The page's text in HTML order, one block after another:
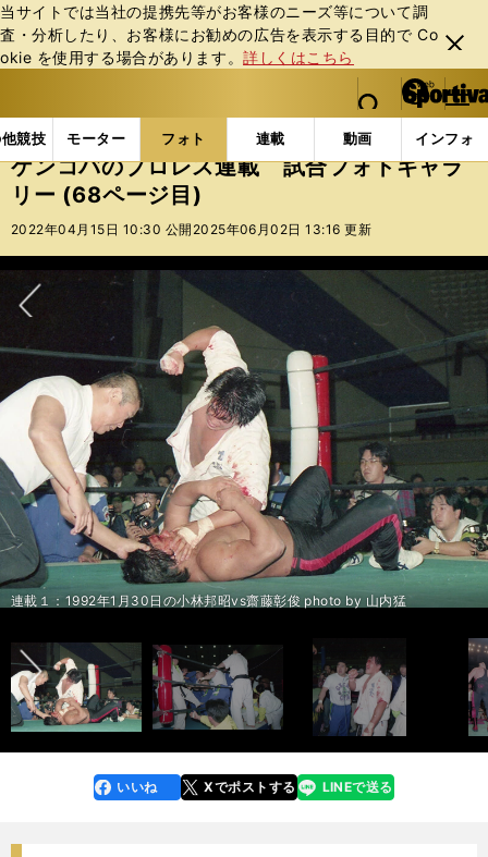
当サイトでは当社の提携先等がお客様のニーズ等について調
査・分析したり、お客様にお勧めの広告を表⽰する⽬的で Co
okie を使⽤する場合があります。詳しくはこちら
閉じ
る
web Sportiva (webスポルティーバ)
検索
マイペ
ー
ジ
メニュ
競技 モーター フォト 連載 動画 インフォ
b
ス
ポ
ル
バ
フォトギャラリー コラムフォト ケンコバのプロレ
ケンコバのプロレス連載 試合フォトギャラ
リー (68ページ目)
2022年04月15日 10:30 公開 2025年06月02日 13:16 更新
次へ
前編：超豪華メンバーの「第１回Ｇ１クライマックス」 長州力の全敗と
闘魂三銃士の飛躍は「驚きの展開」＞＞
中編：第１回Ｇ１での勘違い 蝶野正洋と武藤敬司の決勝のせいで「忘れ
られている場面がある」＞＞
後編：武藤敬司が突然トイレで「イ～ヤァオ！」と絶叫 「いかなる時で
もプロレスラーなんやな」＞＞
前編：越中詩郎の「禁断の試合」 ザ・コブラのための大会で目撃したある
異変＞＞
後編：名レスラー馳浩の「一番ダメな試合」を救った越中詩郎の「震え」
＞＞
前編：越中詩郎45周年記念大会での場外乱闘の真相 直前に全日本の社長
からの謎のひと言＞＞
後編：セレモニー前に起きた事件 天龍源一郎や藤波辰爾らとの会話で大
困惑＞＞
前編：ロード・ウォリアーズ再結成の豪華６人タッグ パワー・ウォリア
ーの空気の読まなさに「これぞ健介！」＞＞
中編：大迫力の６人タッグに感じた「やさしさ」の正体 スコット・ノー
トンとホーク・ウォリアーとの絆＞＞
後編：「ネズミを食う」「ガソリンを飲む」と信じていたロード・ウォリ
アーズが見せた「まさか」のギャップ＞＞
前編：『やめろぉぉ！』天龍源一郎の「53歳」に柴田勝頼が白目 リング
サイドのケンコバは叫んだ＞＞
中編：天龍源一郎がケンコバに「あん時の男か」 柴田勝頼に勝利した試
合中のサムズアップ＞＞
後編：天龍源一郎、柴田勝頼との激闘後に謎のひと言 ケンコバが真相を
本人に探るも「聞き取れなかった」＞＞
前編：「ハンセンがハンセンじゃなかった試合」全日本のリングで見せた
珍しいファイト＞＞
中編：「ハンセンも人の子やったんや」と驚き「ブレーキの壊れたダンプ
カー」の義理人情＞＞
後編：ハンセンとの秘話「日本プロレス界最大の事件」の後に届いた手紙
＞＞
前編：グレート・ムタの「黒歴史」 無理やり化身対決にされた越中詩郎は
「犠牲者です！」＞＞
中編：ムタの日本デビュー戦の失敗に、馳浩は「俺が盛り上げてやる」 大
流血の死闘を締めた「担架へのムーンサルト」＞＞
後編：馳浩が仕掛けたグレート・ムタ戦での布石に、ケンコバは「なんて
すごい流れなんや！」 引退したムタの功績も振り返った＞＞
連載８：1987年12月２日の天龍源一郎＆阿修羅・原vsアブドーラ・ザ・ブ
ッチャー＆T.N.T. photo by 山内猛
連載８：1987年12月２日の天龍源一郎＆阿修羅・原vsアブドーラ・ザ・ブ
ッチャー＆T.N.T. photo by 山内猛
連載８：1987年12月２日の天龍源一郎＆阿修羅・原vsアブドーラ・ザ・ブ
ッチャー＆T.N.T. photo by 山内猛
連載８：1987年12月２日の天龍源一郎＆阿修羅・原vsアブドーラ・ザ・ブ
ッチャー＆T.N.T. photo by 山内猛
連載８：1987年12月２日の天龍源一郎＆阿修羅・原vsアブドーラ・ザ・ブ
ッチャー＆T.N.T. photo by 山内猛
前編：ブロディ、ハンセンら史上最高の「世界最強タッグ」大阪大会。だ
が、天龍源一郎が出るメインカードに「がっかり」した＞＞
後編：「龍原砲」がブッチャーの頭を蹴りまくり、T.N.T.も頑張った。
1987年の全日本「ベストバウト」＞＞
連載７：前田日明（右）が旗揚げしたリングスには、佐竹雅昭（左）などの
ちにK-1で活躍する選手も多く参戦した photo by 東京スポーツ/アフロ
前編：前田日明がキレた理由が「ホンマにわからない」。リングスでのデ
ィック・フライ踏みつけ事件＞＞
後編：ケンコバが切望する格闘技界の「歴史が覆りそう」な前田日明の音
声解析と、格闘技界におけるリングスの再評価＞＞
連載６：身体能力も華もあったザ・コブラ（右）。それでもブレイクできな
かった理由は・・・ photo by 東京スポーツ/アフロ
前編：ザ・コブラの異様すぎる凱旋マッチに「今、俺は何を見ているん
だ？」＞＞
後編：ザ・コブラvsザ・バンピートの放送がいきなりストップ。プロレス
史に残る迷勝負は「時空を歪ませた」＞＞
連載５：1986年３月13日の長州力vs２代目タイガーマスク photo by 山内
猛
前編：２代目タイガーが馬場から授かった「サソリ固め封じ」のまさかの
結末＞＞
後編：長州力は２代目タイガーにキレていた？三沢が見せた天才の片鱗＞
＞
連載５：1986年３月13日の長州力vs２代目タイガーマスク photo by 山内
猛
連載５：1986年３月13日の長州力vs２代目タイガーマスク photo by 山内
猛
連載５：1986年３月13日の長州力vs２代目タイガーマスク 対抗戦のジャ
パンプロレスの６人 photo by 山内猛
連載５：1986年３月13日の長州力vs２代目タイガーマスク 対抗戦の全日
本プロレスの６人 photo by 山内猛
前編：２代目タイガーが馬場から授かった「サソリ固め封じ」のまさかの
結末＞＞
後編：長州力は２代目タイガーにキレていた？三沢が見せた天才の片鱗＞
＞
連載４：1990年８月19日の蝶野正洋＆武藤敬司vsデストラクション・クル
ー photo by 山内猛
前編：蝶野正洋に「ヒールの本性」を感じた不穏試合＞＞
後編：闘魂三銃士と"馳健"のピリピリしたライバル関係＞＞
連載４：1990年８月19日の蝶野正洋＆武藤敬司vsデストラクション・クル
ー photo by 山内猛
連載４：1990年８月19日の蝶野正洋＆武藤敬司vsデストラクション・クル
ー photo by 山内猛
連載４：1990年８月19日の蝶野正洋＆武藤敬司vsデストラクション・クル
ー photo by 山内猛
連載４：1990年８月19日の蝶野正洋＆武藤敬司vsデストラクション・クル
ー photo by 山内猛
前編：蝶野正洋に「ヒールの本性」を感じた不穏試合＞＞
後編：闘魂三銃士と"馳健"のピリピリしたライバル関係＞＞
連載３：1986年８月16日のヒロ斎藤vs渕正信 photo by 山内猛
前編：ヒロ斎藤と渕正信の「流血の因縁」で学んだ「男には、ベルトより
大事なものがある」＞＞
後編：ヒロ斎藤が引き出した「赤鬼」渕正信に重ね合わせた、千原ジュニ
アに抱いた悔しさ＞＞
連載３：1986年８月16日のヒロ斎藤vs渕正信 photo by 山内猛
連載３：1986年８月16日のヒロ斎藤vs渕正信 photo by 山内猛
連載３：因縁が生まれた1986年６月12日のヒロ斎藤vs渕正信 photo by 山
内猛
連載３：因縁が生まれた1986年６月12日のヒロ斎藤vs渕正信 photo by 山
内猛
前編：ヒロ斎藤と渕正信の「流血の因縁」で学んだ「男には、ベルトより
大事なものがある」＞＞
後編：ヒロ斎藤が引き出した「赤鬼」渕正信に重ね合わせた、千原ジュニ
アに抱いた悔しさ＞＞
連載２：1986年６月12日の藤波辰巳（現・辰爾）vs前田日明 photo by 山
内猛
前編：「受けの美学」を理解した大流血の一戦＞＞
後編：アンドレとの「不穏試合」で「格闘王」の意外な姿を目にした＞＞
連載２：1986年６月12日の藤波辰巳（現・辰爾）vs前田日明 photo by 山
内猛
連載２：1986年６月12日の藤波辰巳（現・辰爾）vs前田日明 photo by 山
内猛
連載２：1986年の４月29日のアンドレvs前田日明 photo by 山内猛
連載２：1986年の４月29日のアンドレvs前田日明 photo by 山内猛
前編：「受けの美学」を理解した大流血の一戦＞＞
後編：アンドレとの「不穏試合」で「格闘王」の意外な姿を目にした＞＞
連載１：1992年1月30日の小林邦昭vs齋藤彰俊 photo by 山内猛
前編：「虎ハンター」が「一般の空手家」に敗れた異種格闘技戦＞＞
後編：長州力が齋藤彰俊に「ウチでやれ」＞＞
連載１：1992年1月30日の小林邦昭vs齋藤彰俊 photo by 山内猛
連載１：1992年1月30日の小林邦昭vs齋藤彰俊 photo by 山内猛
連載１：1992年1月30日の小林邦昭vs齋藤彰俊 photo by 山内猛
連載１：1992年1月30日の小林邦昭vs齋藤彰俊 photo by 山内猛
前編：「虎ハンター」が「一般の空手家」に敗れた異種格闘技戦＞＞
後編：長州力が齋藤彰俊に「ウチでやれ」＞＞
前へ
faceboo
k
いいね Xでポストする
line LINEで送る